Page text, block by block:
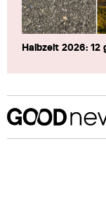
Halbzeit 2026: